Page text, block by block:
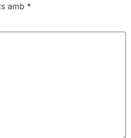
amb *